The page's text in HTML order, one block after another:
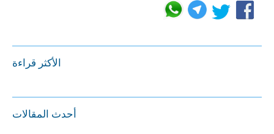
الأكثر قراءة
أحدث المقالات